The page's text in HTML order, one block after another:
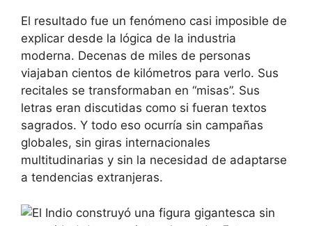
El resultado fue un fenómeno casi imposible de
explicar desde la lógica de la industria
moderna. Decenas de miles de personas
viajaban cientos de kilómetros para verlo. Sus
recitales se transformaban en “misas”. Sus
letras eran discutidas como si fueran textos
sagrados. Y todo eso ocurría sin campañas
globales, sin giras internacionales
multitudinarias y sin la necesidad de adaptarse
a tendencias extranjeras.